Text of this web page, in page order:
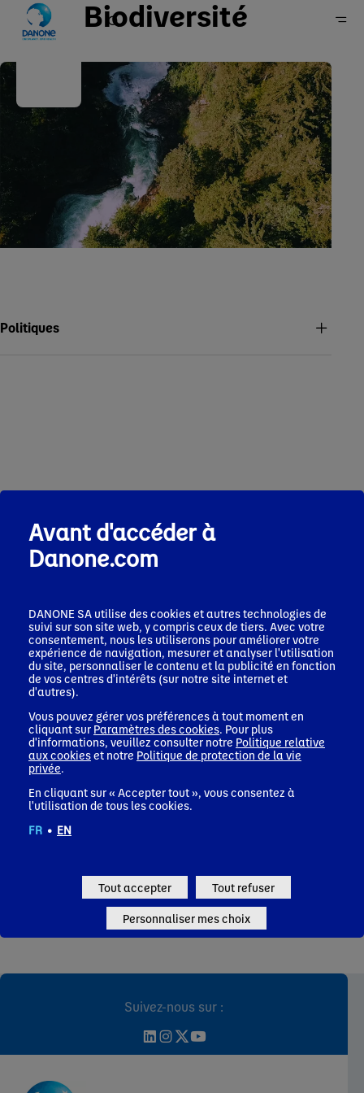
Accueil
Engagements
Politiques, positions & rapports
Politiques et positions
Biodiversité
Politiques
More from Danone
Health
Find out how we use our decades of research in science and
nutrition to help consumers and patients adopt healthy
eating habits.
Health
Suivez-nous sur :
Avant d'accéder à
Danone.com
DANONE SA utilise des cookies et autres technologies de
suivi sur son site web, y compris ceux de tiers. Avec votre
consentement, nous les utiliserons pour améliorer votre
expérience de navigation, mesurer et analyser l'utilisation
du site, personnaliser le contenu et la publicité en fonction
de vos centres d'intérêts (sur notre site internet et
d'autres).
Vous pouvez gérer vos préférences à tout moment en
cliquant sur Paramètres des cookies . Pour plus
d'informations, veuillez consulter notre Politique relative
aux cookieset notre Politique de protection de la vie
privée
En cliquant sur « Accepter tout », vous consentez à
l'utilisation de tous les cookies.
FR • EN
Tout accepter Tout refuser
Personnaliser mes choix